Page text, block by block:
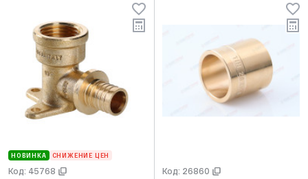
НОВИНКА СНИЖЕНИЕ ЦЕН
Код: 45768 Код: 26860